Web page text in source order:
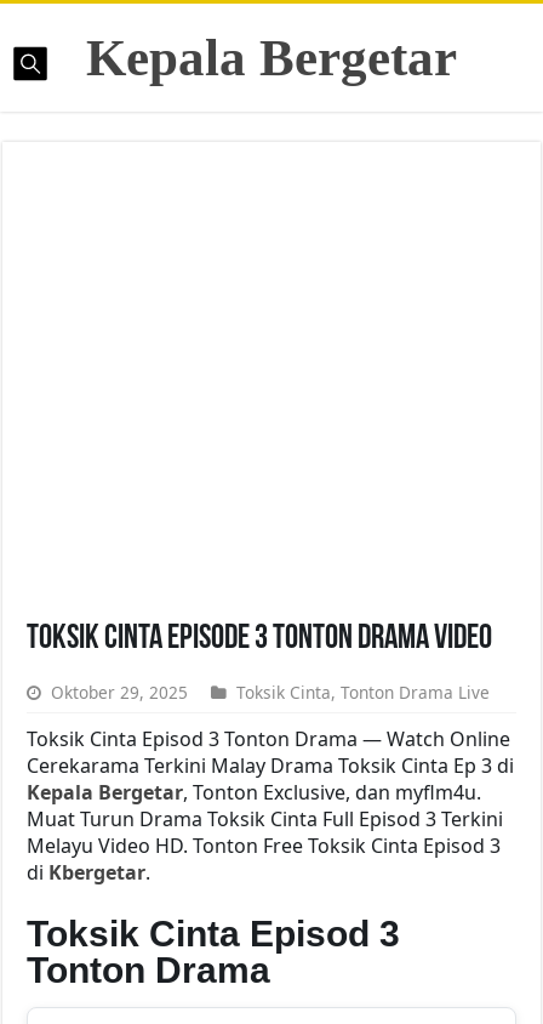
Kepala Bergetar
Toksik Cinta Episode 3 Tonton Drama Video
Oktober 29, 2025 Toksik Cinta,Tonton Drama Live
Toksik Cinta Episod 3 Tonton Drama — Watch Online
Cerekarama Terkini Malay Drama Toksik Cinta Ep 3 di
Kepala Bergetar, Tonton Exclusive, dan myflm4u.
Muat Turun Drama Toksik Cinta Full Episod 3 Terkini
Melayu Video HD. Tonton Free Toksik Cinta Episod 3
di Kbergetar.
Toksik Cinta Episod 3
Tonton Drama